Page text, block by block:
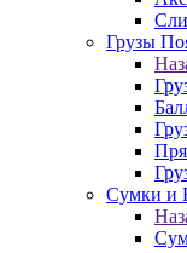
Грузы
Сумки и